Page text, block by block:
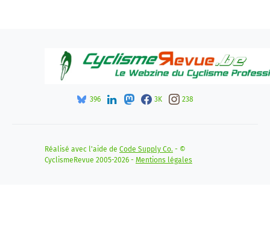
396 3K 238
Réalisé avec l'aide de Code Supply Co. - ©
CyclismeRevue 2005-2026 - Mentions légales